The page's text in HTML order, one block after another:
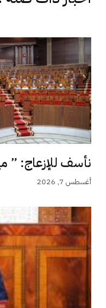
نأسف للإزعاج: ”
أغسطس 7, 2026